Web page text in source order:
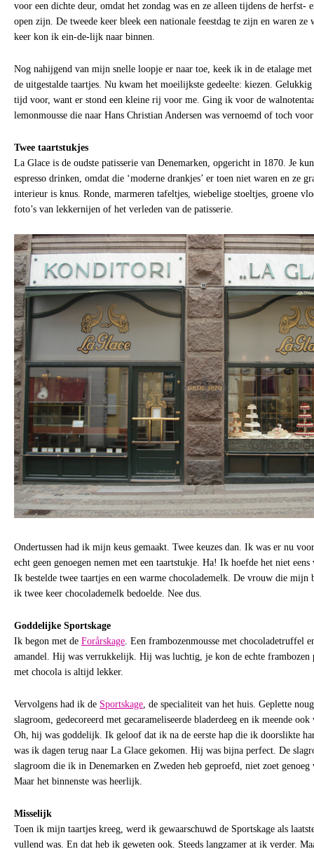
voor een dichte deur, omdat het zondag was en ze alleen tijdens de herfst-
open zijn. De tweede keer bleek een nationale feestdag te zijn en waren ze
keer kon ik ein-de-lijk naar binnen.
Nog nahijgend van mijn snelle loopje er naar toe, keek ik in de etalage met
de uitgestalde taartjes. Nu kwam het moeilijkste gedeelte: kiezen.
tijd voor, want er stond een kleine rij voor me. Ging ik voor de
lemonmousse die naar Hans Christian Andersen was vernoemd of toch voor
Twee taartstukjes
La Glace is de oudste patisserie van Denemarken, opgericht in 1870. Je
espresso drinken, omdat die ‘moderne drankjes’ er toen niet waren en ze
interieur is knus. Ronde, marmeren tafeltjes, wiebelige stoeltjes, groene
foto’s van lekkernijen of het verleden van de patisserie.
Ondertussen had ik mijn keus gemaakt. Twee keuzes dan. Ik was er nu
echt geen genoegen nemen met een taartstukje. Ha! Ik hoefde het niet
Ik bestelde twee taartjes en een warme chocolademelk. De vrouw die mijn
ik twee keer chocolademelk bedoelde. Nee dus.
Goddelijke Sportskage
Ik begon met de Forårskage. Een frambozenmousse met chocoladetruffel
amandel. Hij was verrukkelijk. Hij was luchtig, je kon de echte frambozen
met chocola is altijd lekker.
Vervolgens had ik de Sportskage, de specialiteit van het huis. Geplette
slagroom, gedecoreerd met gecarameliseerde bladerdeeg en ik meende
Oh, hij was goddelijk. Ik geloof dat ik na de eerste hap die ik doorslikte
was ik dagen terug naar La Glace gekomen. Hij was bijna perfect. De
slagroom die ik in Denemarken en Zweden heb geproefd, niet zoet
Maar het binnenste was heerlijk.
Misselijk
Toen ik mijn taartjes kreeg, werd ik gewaarschuwd de Sportskage als
vullend was. En dat heb ik geweten ook. Steeds langzamer at ik verder.